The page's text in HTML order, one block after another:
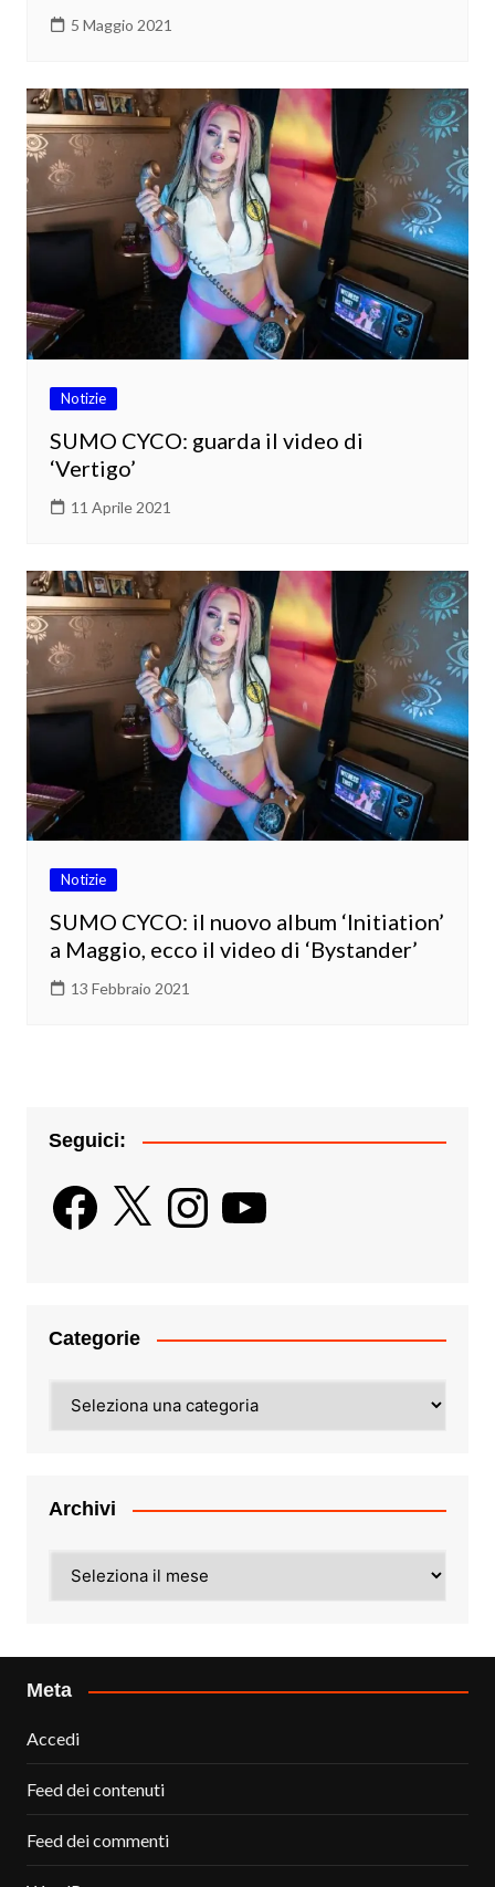
5 Maggio 2021
Notizie
SUMO CYCO: guarda il video di
‘Vertigo’
11 Aprile 2021
Notizie
SUMO CYCO: il nuovo album ‘Initiation’
a Maggio, ecco il video di ‘Bystander’
13 Febbraio 2021
Seguici:
Facebook
X InstagramYouTube
Categorie
Archivi
Meta
Accedi
Feed dei contenuti
Feed dei commenti